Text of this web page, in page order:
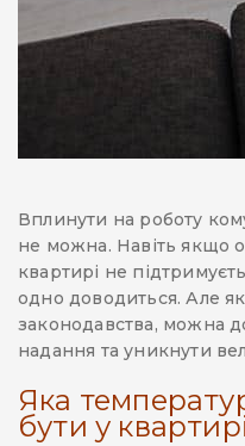
Вплинути на роботу
не можна. Навіть якщо
квартирі не
одно доводиться. Але
законодавства, можна
надання та уникнути
Яка
бути у квартирі